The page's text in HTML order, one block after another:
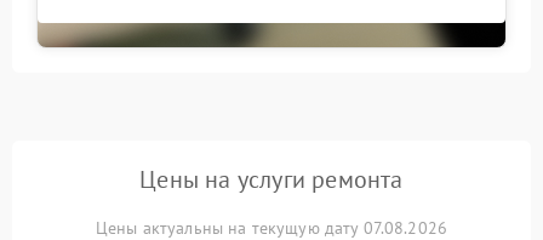
Цены на услуги ремонта
Цены актуальны на текущую дату 07.08.2026